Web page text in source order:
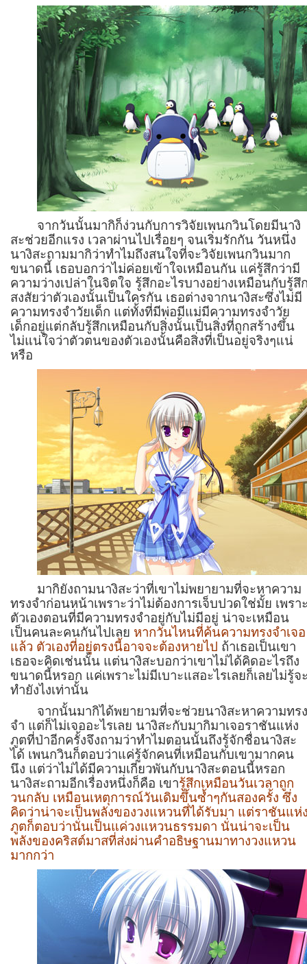
จากวันนั้นมากิก็ง่วนกับการวิจัยเพนกวินโดยมีนางิ
สะช่วยอีกแรง เวลาผ่านไปเรื่อยๆ จนเริ่มรักกัน วันหนึ่ง
นางิสะถามมากิว่าทำไมถึงสนใจที่จะวิจัยเพนกวินมาก
ขนาดนี้ เธอบอกว่าไม่ค่อยเข้าใจเหมือนกัน แค่รู้สึกว่ามี
ความว่างเปล่าในจิตใจ รู้สึกอะไรบางอย่างเหมือนกับรู้สึ
สงสัยว่าตัวเองนั้นเป็นใครกัน เธอต่างจากนางิสะซึ่งไม่มี
ความทรงจำวัยเด็ก แต่ทั้งที่มีพ่อมีแม่มีความทรงจำวัย
เด็กอยู่แต่กลับรู้สึกเหมือนกับสิ่งนั้นเป็นสิ่งที่ถูกสร้างขึ้น
ไม่แน่ใจว่าตัวตนของตัวเองนั้นคือสิ่งที่เป็นอยู่จริงๆแน่
หรือ
มากิยังถามนางิสะว่าที่เขาไม่พยายามที่จะหาความ
ทรงจำก่อนหน้าเพราะว่าไม่ต้องการเจ็บปวดใช่มั้ย เพรา
ตัวเองตอนที่มีความทรงจำอยู่กับไม่มีอยู่ น่าจะเหมือน
เป็นคนละคนกันไปเลย หากวันไหนที่ค้นความทรงจำเจอ
แล้ว ตัวเองที่อยู่ตรงนี้อาจจะต้องหายไป ถ้าเธอเป็นเขา
เธอจะคิดเช่นนั้น แต่นางิสะบอกว่าเขาไม่ได้คิดอะไรถึง
ขนาดนี้หรอก แค่เพราะไม่มีเบาะแสอะไรเลยก็เลยไม่รู้จ
ทำยังไงเท่านั้น
จากนั้นมากิได้พยายามที่จะช่วยนางิสะหาความทร
จำ แต่ก็ไม่เจออะไรเลย นางิสะกับมากิมาเจอราชันแห่ง
ภูตที่ป่าอีกครั้งจึงถามว่าทำไมตอนนั้นถึงรู้จักชื่อนางิสะ
ได้ เพนกวินก็ตอบว่าแค่รู้จักคนที่เหมือนกับเขามากคน
นึง แต่ว่าไม่ได้มีความเกี่ยวพันกับนางิสะตอนนี้หรอก
นางิสะถามอีกเรื่องหนึ่งก็คือ เขารู้สึกเหมือนวันเวลาถูก
วนกลับ เหมือนเหตุการณ์วันเดิมขึ้นซ้ำๆกันสองครั้ง ซึ่ง
คิดว่าน่าจะเป็นพลังของวงแหวนที่ได้รับมา แต่ราชันแห่
ภูตก็ตอบว่านั่นเป็นแค่วงแหวนธรรมดา นั่นน่าจะเป็น
พลังของคริสต์มาสที่ส่งผ่านคำอธิษฐานมาทางวงแหวน
มากกว่า